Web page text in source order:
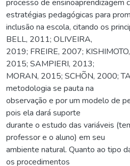
processo de ensinoaprendizagem
estratégias pedagógicas para
inclusão na escola, citando os
BELL, 2011; OLIVEIRA,
2019; FREIRE, 2007;
2015; SAMPIERI, 2013;
MORAN, 2015; SCHÕN, 2000;
metodologia se pauta na
observação e por um modelo de
pois ela dará suporte
durante o estudo das variáveis
professor e o aluno) em seu
ambiente natural. Quanto ao tipo
os procedimentos